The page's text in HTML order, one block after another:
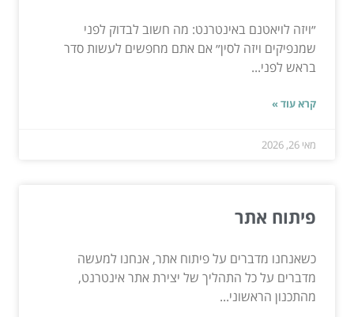
״ויזה לויאטנם באינטרנט: מה חשוב לבדוק לפני
שמנפיקים ויזה לסין״ אם אתם מחפשים לעשות סדר
בראש לפני...
קרא עוד »
מאי 26, 2026
פיתוח אתר
כשאנחנו מדברים על פיתוח אתר, אנחנו למעשה
מדברים על כל התהליך של יצירת אתר אינטרנט,
מהתכנון הראשוני...